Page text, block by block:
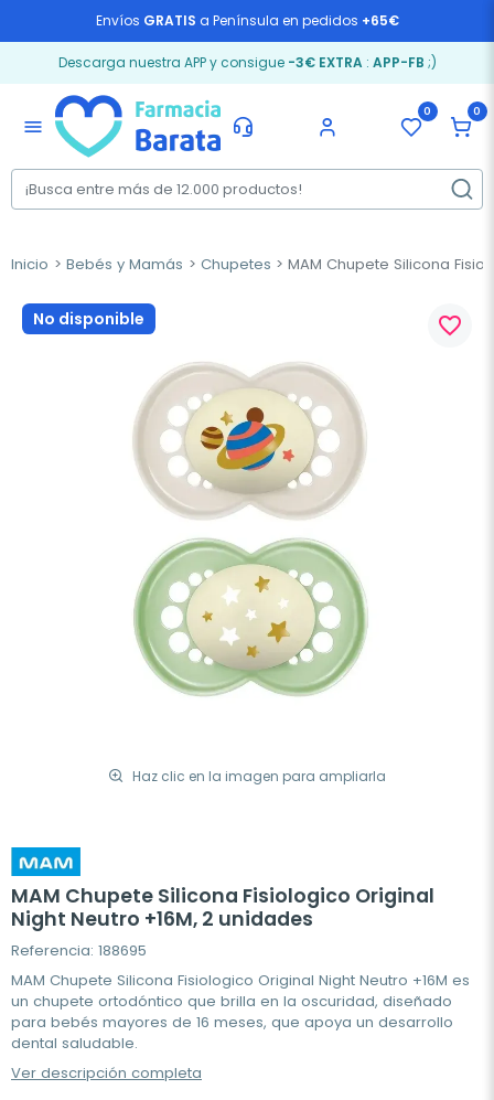
Envíos GRATIS a Península en pedidos +65€
Descarga nuestra APP y consigue -3€ EXTRA: APP-FB ;)
menu
0 0
Inicio Bebés y Mamás Chupetes MAM Chupete Silicona
No disponible
Haz clic en la imagen para ampliarla
favorite_border
MAM Chupete Silicona Fisiologico Original
Night Neutro +16M, 2 unidades
Referencia: 188695
MAM Chupete Silicona Fisiologico Original Night Neutro +16M es
un chupete ortodóntico que brilla en la oscuridad, diseñado
para bebés mayores de 16 meses, que apoya un desarrollo
dental saludable.
Ver descripción completa